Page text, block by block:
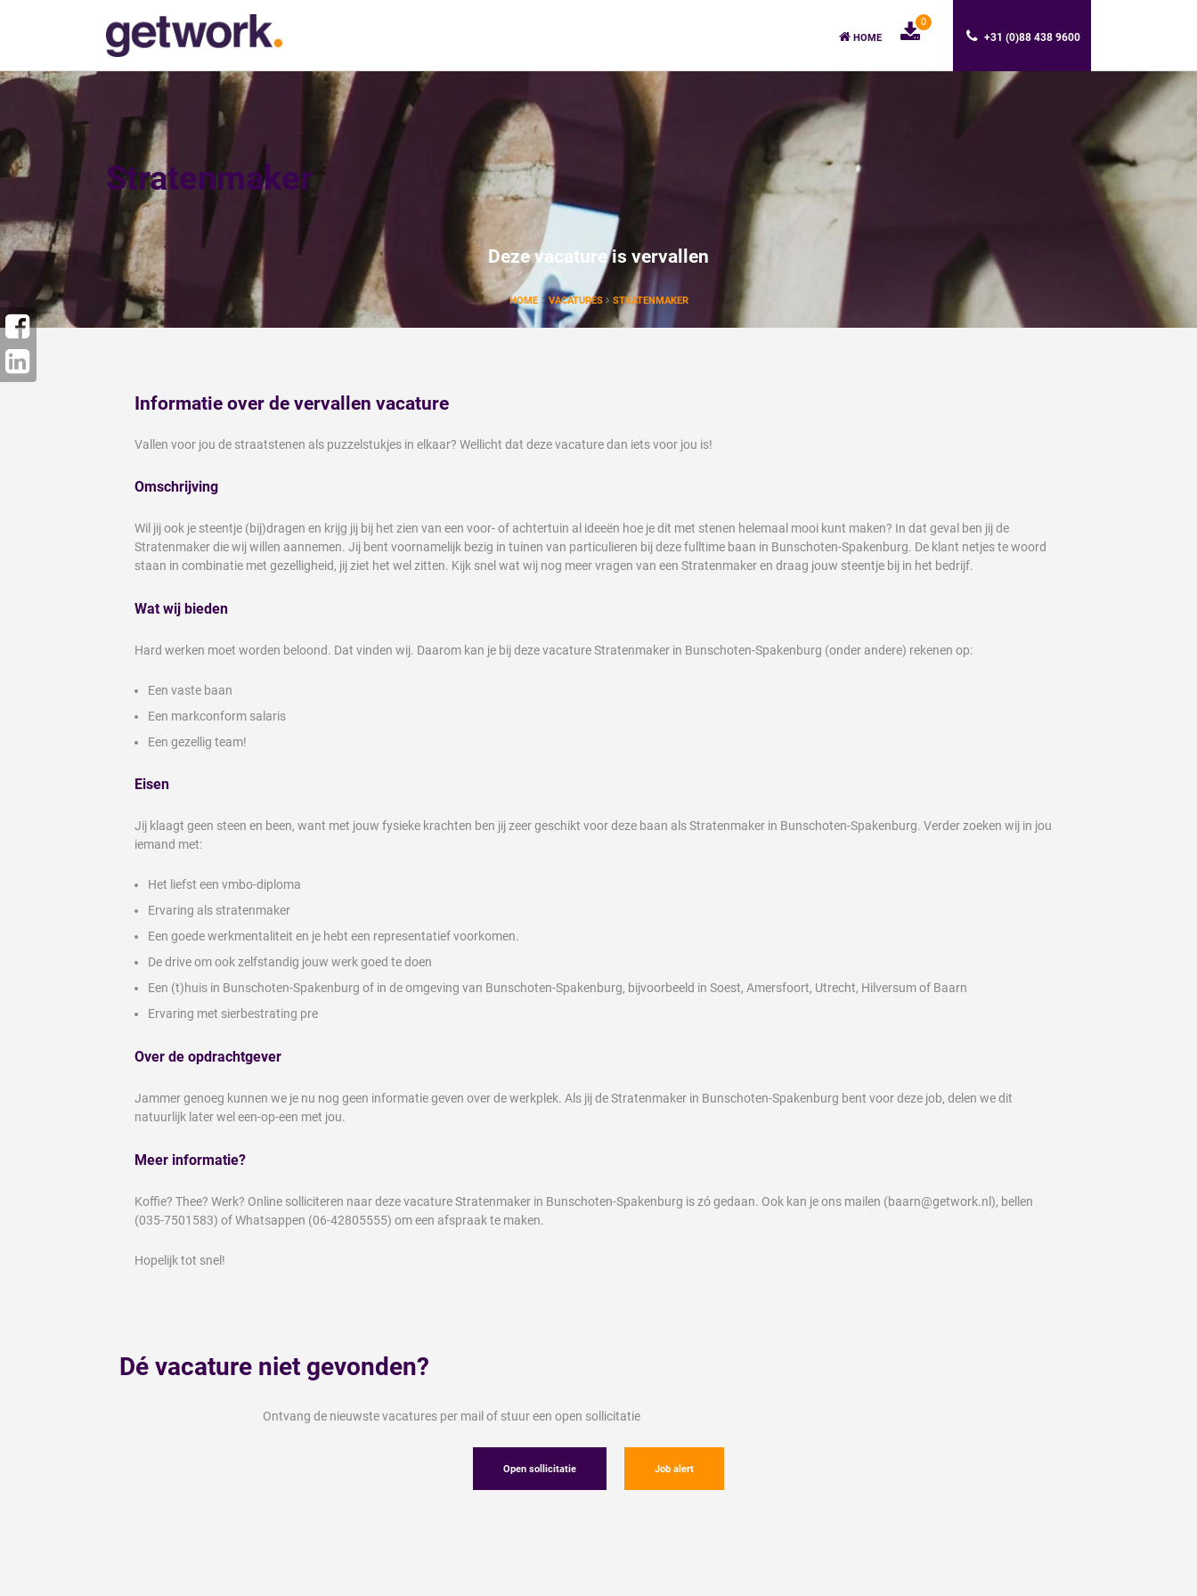
+31 (0)88 438 9600
HOME
0
Stratenmaker
Deze vacature is vervallen
HOME VACATURES STRATENMAKER
Informatie over de vervallen vacature
Vallen voor jou de straatstenen als puzzelstukjes in elkaar? Wellicht dat deze vacature dan iets voor jou is!
Omschrijving
Wil jij ook je steentje (bij)dragen en krijg jij bij het zien van een voor- of achtertuin al ideeën hoe je dit met stenen helemaal mooi kunt maken? In dat geval ben jij de
Stratenmaker die wij willen aannemen. Jij bent voornamelijk bezig in tuinen van particulieren bij deze fulltime baan in Bunschoten-Spakenburg. De klant netjes te woord
staan in combinatie met gezelligheid, jij ziet het wel zitten. Kijk snel wat wij nog meer vragen van een Stratenmaker en draag jouw steentje bij in het bedrijf.
Wat wij bieden
Hard werken moet worden beloond. Dat vinden wij. Daarom kan je bij deze vacature Stratenmaker in Bunschoten-Spakenburg (onder andere) rekenen op:
Een vaste baan
Een markconform salaris
Een gezellig team!
Eisen
Jij klaagt geen steen en been, want met jouw fysieke krachten ben jij zeer geschikt voor deze baan als Stratenmaker in Bunschoten-Spakenburg. Verder zoeken wij in jou
iemand met:
Het liefst een vmbo-diploma
Ervaring als stratenmaker
Een goede werkmentaliteit en je hebt een representatief voorkomen.
De drive om ook zelfstandig jouw werk goed te doen
Een (t)huis in Bunschoten-Spakenburg of in de omgeving van Bunschoten-Spakenburg, bijvoorbeeld in Soest, Amersfoort, Utrecht, Hilversum of Baarn
Ervaring met sierbestrating pre
Over de opdrachtgever
Jammer genoeg kunnen we je nu nog geen informatie geven over de werkplek. Als jij de Stratenmaker in Bunschoten-Spakenburg bent voor deze job, delen we dit
natuurlijk later wel een-op-een met jou.
Meer informatie?
Koffie? Thee? Werk? Online solliciteren naar deze vacature Stratenmaker in Bunschoten-Spakenburg is zó gedaan. Ook kan je ons mailen (baarn@getwork.nl), bellen
(035-7501583) of Whatsappen (06-42805555) om een afspraak te maken.
Hopelijk tot snel!
Dé vacature niet gevonden?
Ontvang de nieuwste vacatures per mail of stuur een open sollicitatie
Open sollicitatie Job alert